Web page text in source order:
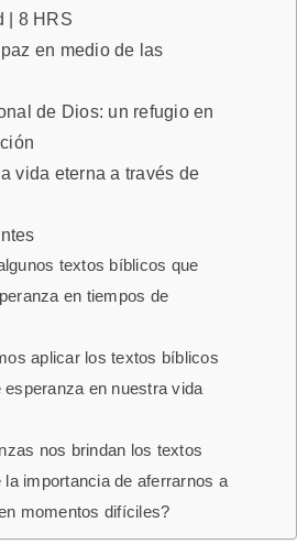
| 8 HRS
en medio de las
de Dios: un refugio en
vida eterna a través de
textos bíblicos que
en tiempos de
aplicar los textos bíblicos
esperanza en nuestra vida
nos brindan los textos
la importancia de aferrarnos a
momentos difíciles?